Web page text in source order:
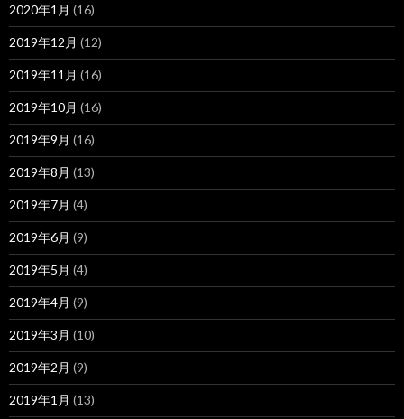
2020年1月 (16)
2019年12月 (12)
2019年11月 (16)
2019年10月 (16)
2019年9月 (16)
2019年8月 (13)
2019年7月 (4)
2019年6月 (9)
2019年5月 (4)
2019年4月 (9)
2019年3月 (10)
2019年2月 (9)
2019年1月 (13)